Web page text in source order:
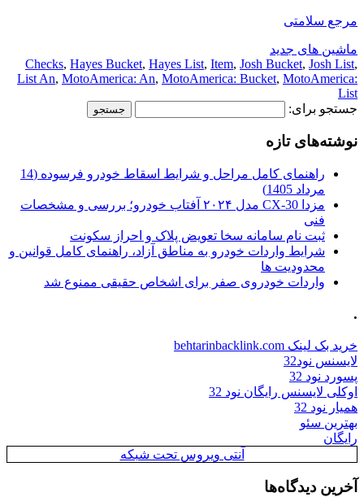
مرجع سلامتی
ماشین های جدید
Checks, Hayes Bucket, Hayes List, Item, Josh Bucket, Josh List,
List An, MotoAmerica: An, MotoAmerica: Bucket, MotoAmerica:
List
جستجو برای:
نوشته‌های تازه
راهنمای کامل مراحل و شرایط اسقاط خودرو فرسوده (14
مرداد 1405)
مزدا CX-30 مدل ۲۰۲۴ آفتاب خودرو؛ بررسی و مشخصات
فنی
ثبت نام سامانه سخا تعویض پلاک و احراز سکونت
شرایط واردات خودرو به مناطق آزاد، راهنمای کامل قوانین و
محدودیت ها
واردات خودروی صفر برای اشخاص حقیقی ممنوع شد
.
خرید بک لینک behtarinbacklink.com
لایسنس نود32
پسورد نود 32
اوکلی لایسنس رایگان نود 32
همیار نود 32
بهترین سئو
رایگان
آنتی ویروس تحت شبکه
آخرین دیدگاه‌ها